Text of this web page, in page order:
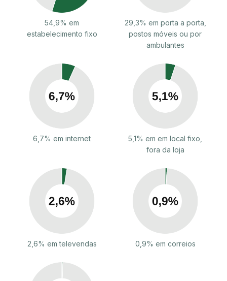
54,9% em
estabelecimento fixo
29,3% em porta a porta,
postos móveis ou por
ambulantes
6,7% em internet
5,1% em em local fixo,
fora da loja
2,6% em televendas 0,9% em correios